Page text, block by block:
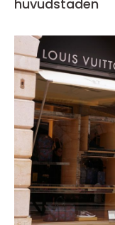
huvudstaden